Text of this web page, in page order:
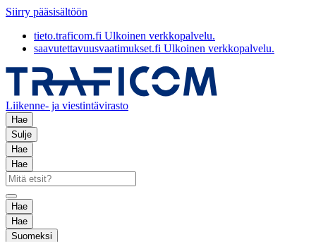
Siirry pääsisältöön
tieto.traficom.fi Ulkoinen verkkopalvelu.
saavutettavuusvaatimukset.fi Ulkoinen verkkopalvelu.
Liikenne- ja viestintävirasto
Hae
Sulje
Hae
Hae
Hae
Hae
Suomeksi